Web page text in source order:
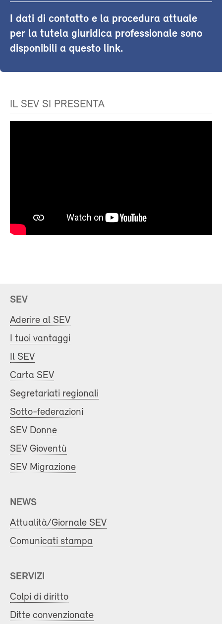
I dati di contatto e la procedura attuale
per la tutela giuridica professionale sono
disponibili a questo link.
IL SEV SI PRESENTA
SEV
Aderire al SEV
I tuoi vantaggi
Il SEV
Carta SEV
Segretariati regionali
Sotto-federazioni
SEV Donne
SEV Gioventù
SEV Migrazione
NEWS
Attualità/Giornale SEV
Comunicati stampa
SERVIZI
Colpi di diritto
Ditte convenzionate